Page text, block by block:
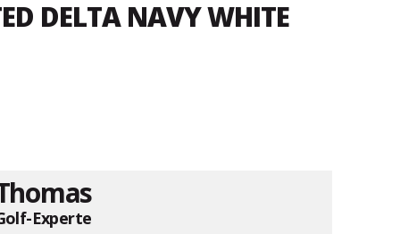
DELTA NAVY WHITE
Experte